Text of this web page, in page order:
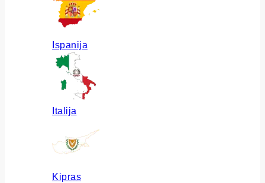
Ispanija
Italija
Kipras